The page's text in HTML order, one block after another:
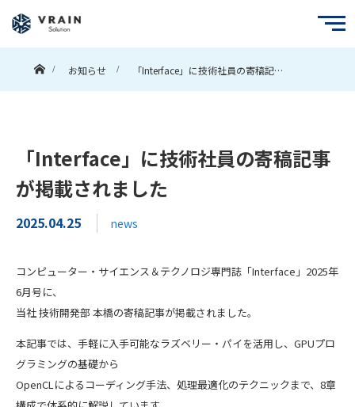
ホームお知らせ 「Interface」に技術社員の寄稿記…
「Interface」に技術社員の寄稿記事
が掲載されました
2025.04.25 news
コンピューター・サイエンス＆テクノロジ専門誌「Interface」2025年
6月号に、
当社 技術開発部 本橋の寄稿記事が掲載されました。
本記事では、手軽に入手可能なラズベリー・パイを活用し、GPUプロ
グラミングの基礎から
OpenCLによるコーディング手法、処理最適化のテクニックまで、8章